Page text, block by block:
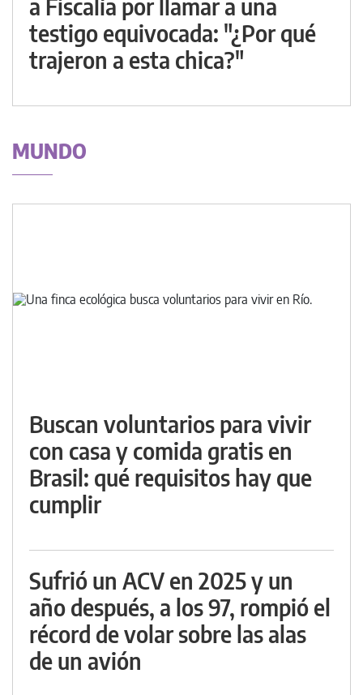
a Fiscalía por llamar a una
testigo equivocada: "¿Por qué
trajeron a esta chica?"
MUNDO
Buscan voluntarios para vivir
con casa y comida gratis en
Brasil: qué requisitos hay que
cumplir
Sufrió un ACV en 2025 y un
año después, a los 97, rompió el
récord de volar sobre las alas
de un avión